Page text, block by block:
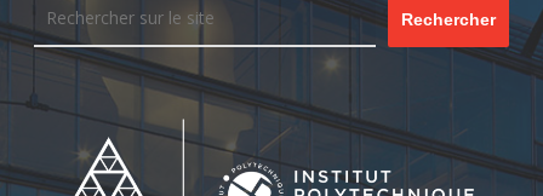
Rechercher